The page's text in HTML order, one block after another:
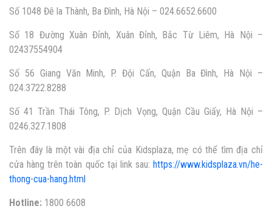
Số 1048 Đê la Thành, Ba Đình, Hà Nội – 024.6652.6600
Số 18 Đường Xuân Đỉnh, Xuân Đỉnh, Bắc Từ Liêm, Hà Nội –
02437554904
Số 56 Giang Văn Minh, P. Đội Cấn, Quận Ba Đình, Hà Nội –
024.3722.8288
Số 41 Trần Thái Tông, P. Dịch Vọng, Quận Cầu Giấy, Hà Nội –
0246.327.1808
Trên đây là một vài địa chỉ của Kidsplaza, mẹ có thể tìm địa chỉ
cửa hàng trên toàn quốc tại link sau: https://www.kidsplaza.vn/he-
thong-cua-hang.html
Hotline: 1800 6608